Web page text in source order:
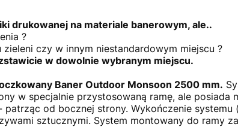
drukowanej na materiale banerowym, ale..
?
czy w innym niestandardowym miejscu ?
w dowolnie wybranym miejscu.
Baner Outdoor Monsoon 2500 mm.
w specjalnie przystosowaną ramę, ale posiada
patrząc od bocznej strony. Wykończenie
sztucznymi. System montowany do ramy